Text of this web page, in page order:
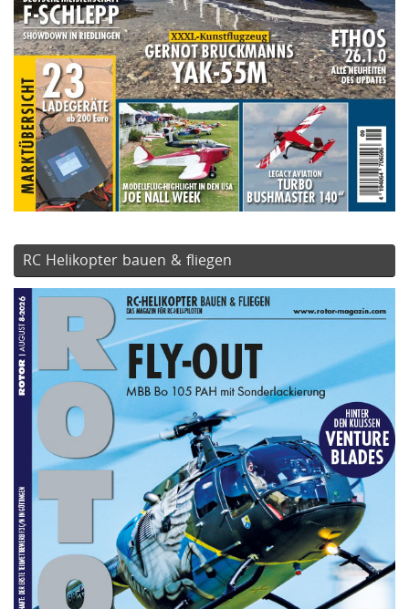
RC Helikopter bauen & fliegen